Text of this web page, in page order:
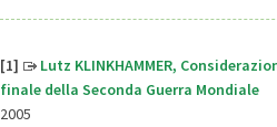
[1]
Lutz KLINKHAMMER,
finale della Seconda Guerra Mondiale
2005